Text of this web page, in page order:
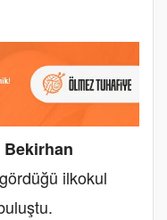
Bekirhan
ilkokul